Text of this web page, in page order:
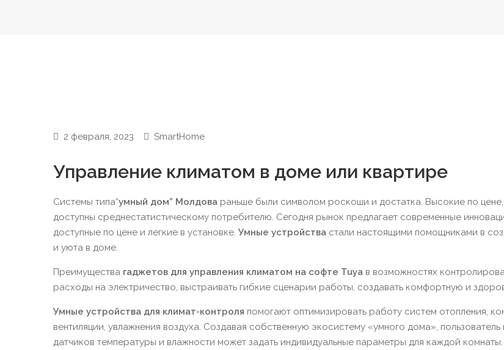
2 февраля, 2023 SmartHome
Управление климатом в доме или квартире
Системы типа“умный дом” Молдова раньше были символом роскоши и достатка. Высокие по
доступны среднестатистическому потребителю. Сегодня рынок предлагает современные
доступные по цене и легкие в установке. Умные устройства стали настоящими помощниками в
и уюта в доме.
Преимущества гаджетов для управления климатом на софте Tuya в возможностях
расходы на электричество, выстраивать гибкие сценарии работы, создавать комфортную и
Умные устройства для климат-контроля помогают оптимизировать работу систем отопления,
вентиляции, увлажнения воздуха. Создавая собственную экосистему «умного дома»,
датчиков температуры и влажности может задать индивидуальные параметры для каждой